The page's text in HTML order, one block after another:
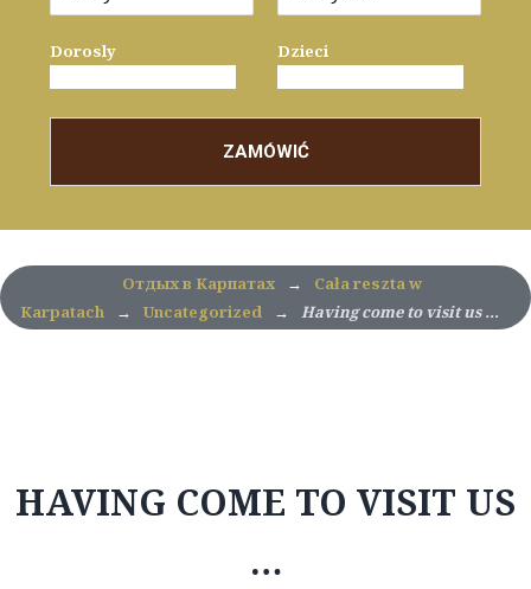
Dorosly Dzieci
ZAMÓWIĆ
Отдых в Карпатах →
Cała reszta w
Karpatach
→ Uncategorized → Having come to visit us …
HAVING COME TO VISIT US
…